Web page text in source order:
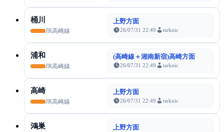
桶川
JR高崎線
上野方面
26/07/31 22:49 tsrknic
浦和
JR高崎線
(高崎線＋湘南新宿)高崎方面
26/07/31 22:49 tsrknic
高崎
JR高崎線
上野方面
26/07/31 22:49 tsrknic
鴻巣 上野方面